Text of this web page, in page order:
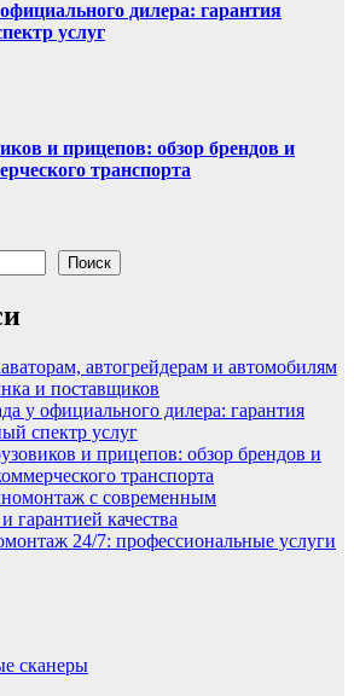
дилера: гарантия
услуг
и прицепов: обзор брендов и
транспорта
Поиск
автогрейдерам и автомобилям
и поставщиков
у официального дилера: гарантия
спектр услуг
и прицепов: обзор брендов и
транспорта
с современным
гарантией качества
24/7: профессиональные услуги
сканеры